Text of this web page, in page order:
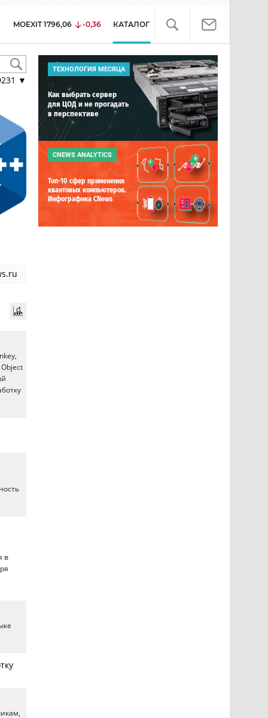
MOEXIT 1796,06 -0,36 КАТАЛОГ
▼
в
ТЕХНОЛОГИЯ МЕСЯЦА
Как выбрать сервер
для ЦОД и не прогадать
в перспективе
CNEWS ANALYTICS
Топ-10 сфер применения
квантовых компьютеров.
Инфографика CNews